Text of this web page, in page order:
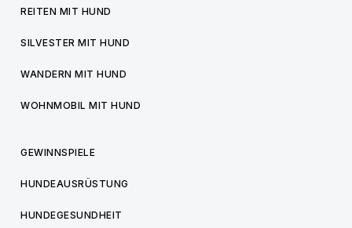
REITEN MIT HUND
SILVESTER MIT HUND
WANDERN MIT HUND
WOHNMOBIL MIT HUND
GEWINNSPIELE
HUNDEAUSRÜSTUNG
HUNDEGESUNDHEIT